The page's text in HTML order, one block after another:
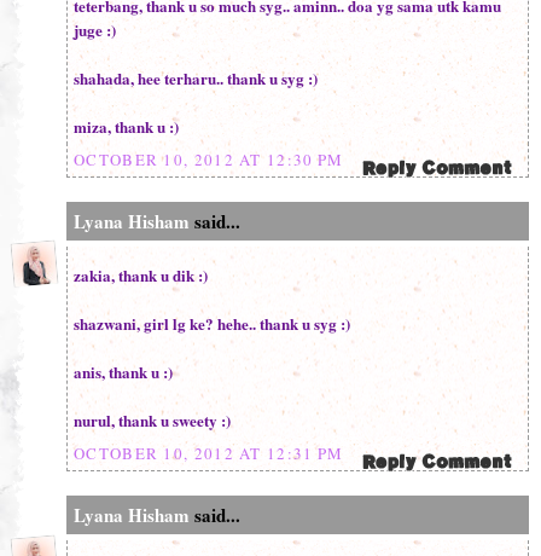
teterbang, thank u so much syg.. aminn.. doa yg sama utk kamu
juge :)
shahada, hee terharu.. thank u syg :)
miza, thank u :)
OCTOBER 10, 2012 AT 12:30 PM
Lyana Hisham said...
zakia, thank u dik :)
shazwani, girl lg ke? hehe.. thank u syg :)
anis, thank u :)
nurul, thank u sweety :)
OCTOBER 10, 2012 AT 12:31 PM
Lyana Hisham said...